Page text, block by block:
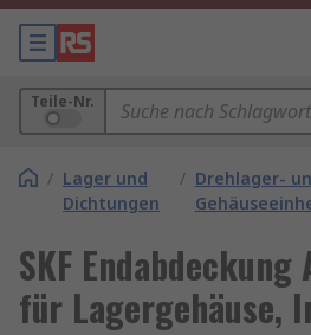
Teile-Nr.
/ Lager und
Dichtungen
/ Drehlager-
SKF
für Lagergehäuse,